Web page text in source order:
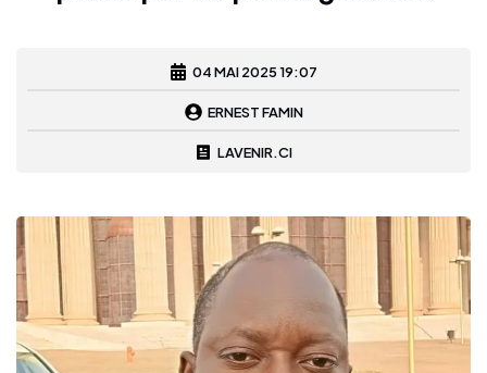
04 MAI 2025 19:07
ERNEST FAMIN
LAVENIR.CI